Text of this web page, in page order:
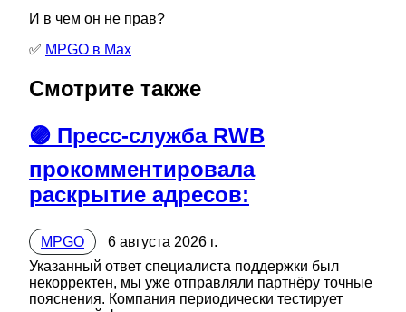
И в чем он не прав?
✅ MPGO в Мах
Смотрите также
🟣 Пресс-служба RWB
прокомментировала
раскрытие адресов:
MPGO
6 августа 2026 г.
Указанный ответ специалиста поддержки был
некорректен, мы уже отправляли партнёру точные
пояснения. Компания периодически тестирует